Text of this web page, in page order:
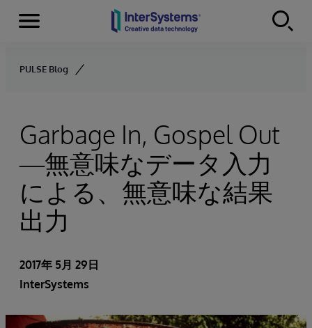
Skip to content
Menu
PULSE Blog
Garbage In, Gospel Out
—無意味なデータ入力
による、無意味な結果
出力
2017年 5月 29日
InterSystems